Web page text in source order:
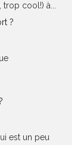
cool!) à...
?
est un peu